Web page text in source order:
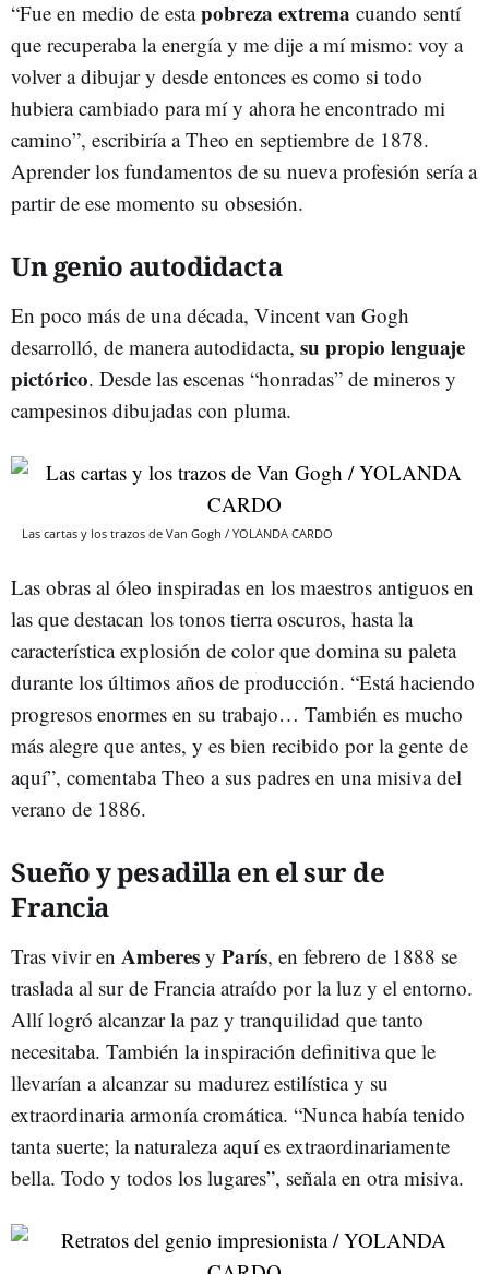
“Fue en medio de estapobreza extrema cuando sentí
que recuperaba la energía y me dije a mí mismo: voy a
volver a dibujar y desde entonces es como si todo
hubiera cambiado para mí y ahora he encontrado mi
camino”, escribiría a Theo en septiembre de 1878.
Aprender los fundamentos de su nueva profesión sería a
partir de ese momento su obsesión.
Un genio autodidacta
En poco más de una década, Vincent van Gogh
desarrolló, de manera autodidacta, su propio lenguaje
pictórico. Desde las escenas “honradas” de mineros y
campesinos dibujadas con pluma.
Las cartas y los trazos de Van Gogh / YOLANDA CARDO
Las obras al óleo inspiradas en los maestros antiguos en
las que destacan los tonos tierra oscuros, hasta la
característica explosión de color que domina su paleta
durante los últimos años de producción. “Está haciendo
progresos enormes en su trabajo… También es mucho
más alegre que antes, y es bien recibido por la gente de
aquí”, comentaba Theo a sus padres en una misiva del
verano de 1886.
Sueño y pesadilla en el sur de
Francia
Tras vivir en Amberes y París, en febrero de 1888 se
traslada al sur de Francia atraído por la luz y el entorno.
Allí logró alcanzar la paz y tranquilidad que tanto
necesitaba. También la inspiración definitiva que le
llevarían a alcanzar su madurez estilística y su
extraordinaria armonía cromática. “Nunca había tenido
tanta suerte; la naturaleza aquí es extraordinariamente
bella. Todo y todos los lugares”, señala en otra misiva.